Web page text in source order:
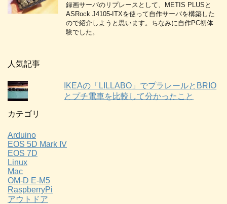
録画サーバのリプレースとして、METIS PLUSと
ASRock J4105-ITXを使って自作サーバを構築した
ので紹介しようと思います。ちなみに自作PC初体
験でした。
人気記事
IKEAの「LILLABO」でプラレールとBRIO
とプチ電車を比較して分かったこと
カテゴリ
Arduino
EOS 5D Mark IV
EOS 7D
Linux
Mac
OM-D E-M5
RaspberryPi
アウトドア